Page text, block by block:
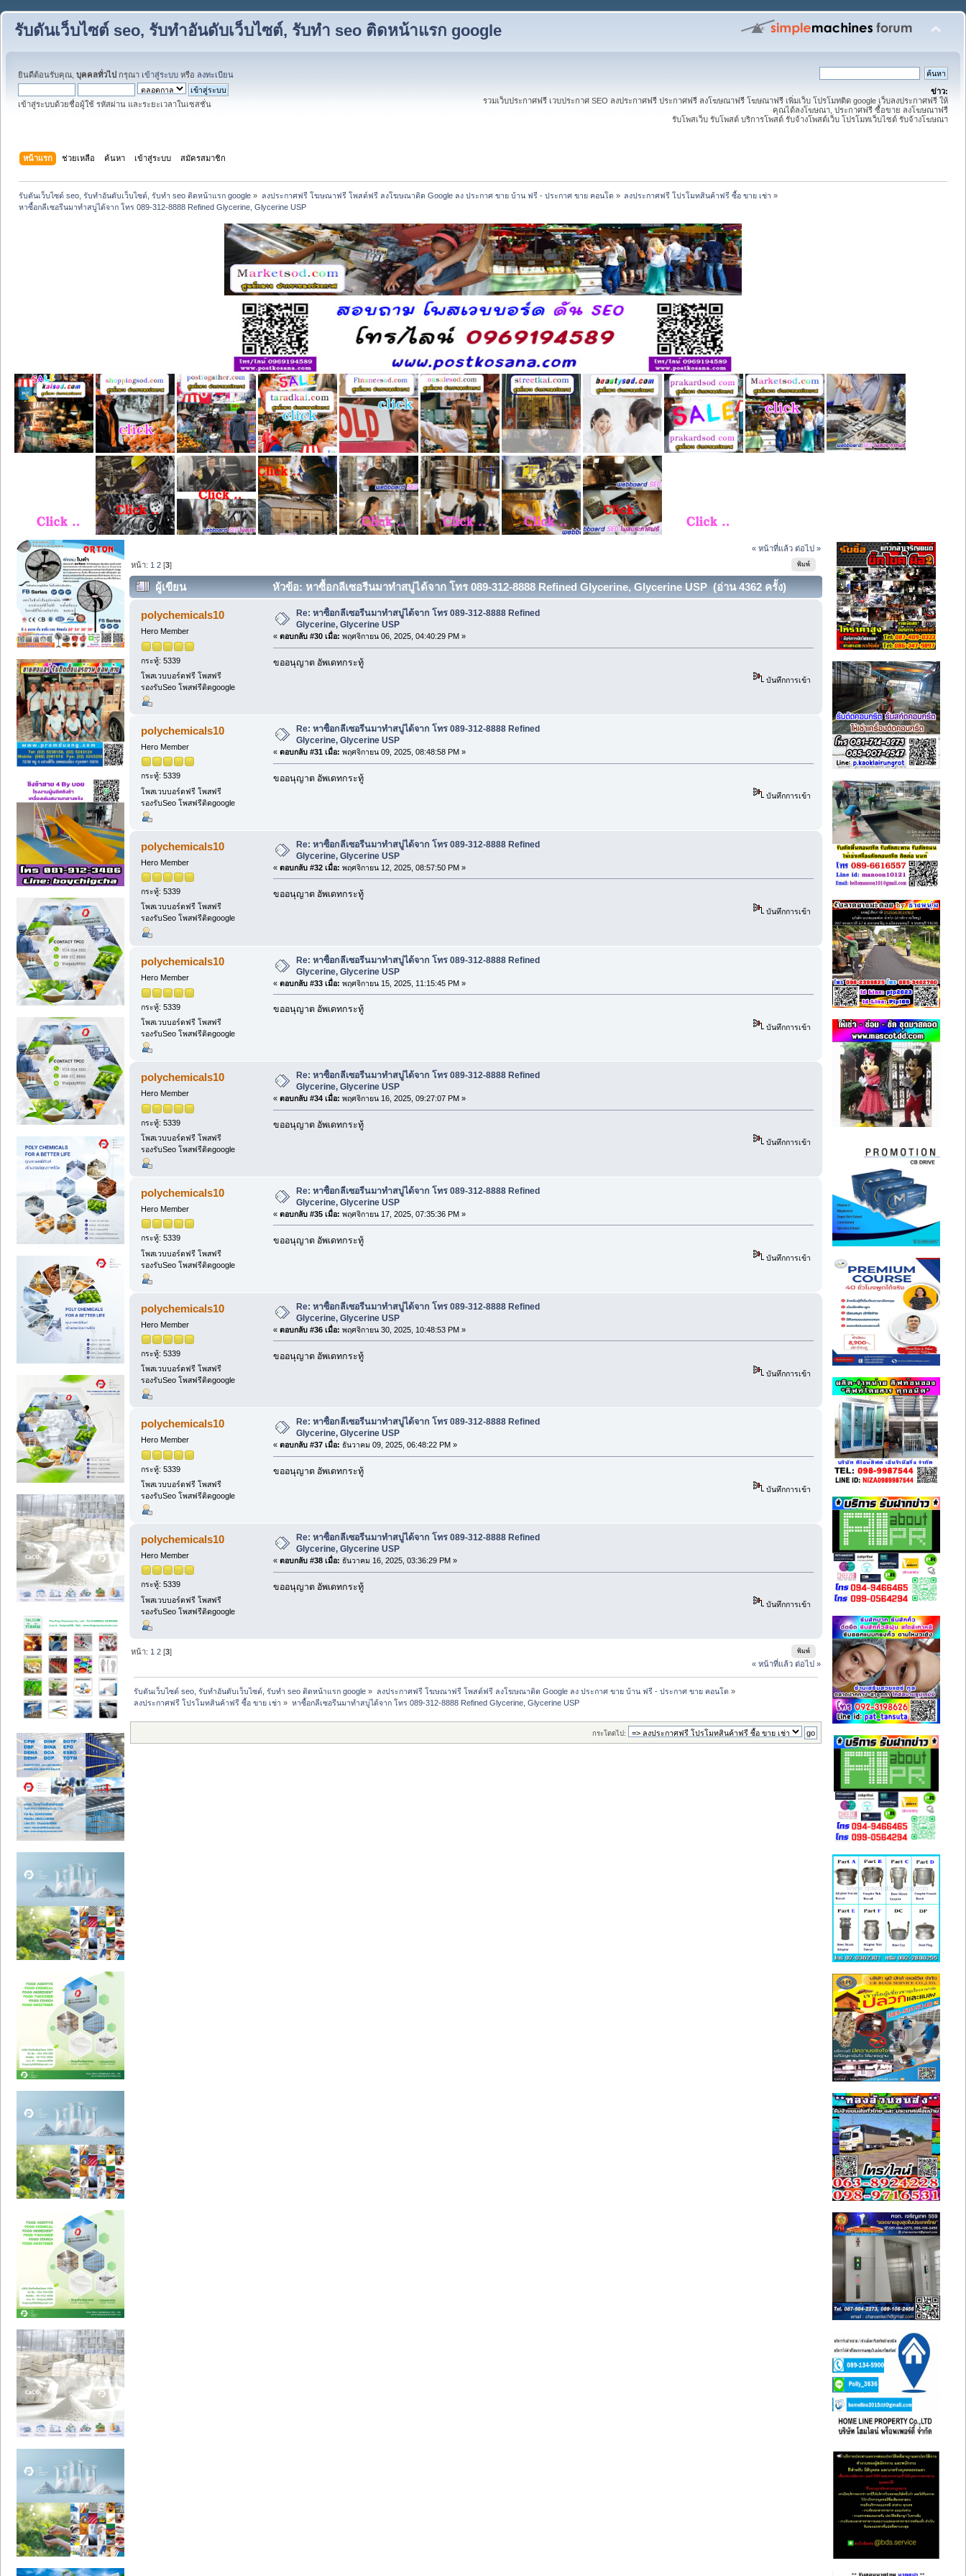
รับดันเว็บไซต์ seo, รับทำอันดับเว็บไซต์, รับทำ seo ติดหน้าแรก google
ยินดีต้อนรับคุณ, บุคคลทั่วไป กรุณา เข้าสู่ระบบ หรือ ลงทะเบียน
เข้าสู่ระบบด้วยชื่อผู้ใช้ รหัสผ่าน และระยะเวลาในเซสชั่น
ข่าว:
รวมเว็บประกาศฟรี เวบประกาศ SEO ลงประกาศฟรี ประกาศฟรี ลงโฆษณาฟรี โฆษณาฟรี เพิ่มเว็บ โปรโมทติด google เว็บลงประกาศฟรี ให้
คุณได้ลงโฆษณา, ประกาศฟรี ซื้อขาย ลงโฆษณาฟรี
รับโพสเว็บ รับโพสต์ บริการโพสต์ รับจ้างโพสต์เว็บ โปรโมทเว็บไซต์ รับจ้างโฆษณา
หน้าแรก ช่วยเหลือ ค้นหา เข้าสู่ระบบ สมัครสมาชิก
รับดันเว็บไซต์ seo, รับทำอันดับเว็บไซต์, รับทำ seo ติดหน้าแรก google » ลงประกาศฟรี โฆษณาฟรี โพสต์ฟรี ลงโฆษณาติด Google ลง ประกาศ ขาย บ้าน ฟรี - ประกาศ ขาย คอนโด » ลงประกาศฟรี โปรโมทสินค้าฟรี ซื้อ ขาย เช่า »
หาซื้อกลีเซอรีนมาทำสบู่ได้จาก โทร 089-312-8888 Refined Glycerine, Glycerine USP
« หน้าที่แล้ว ต่อไป »
พิมพ์
หน้า: 1 2 [3]
ผู้เขียน หัวข้อ: หาซื้อกลีเซอรีนมาทำสบู่ได้จาก โทร 089-312-8888 Refined Glycerine, Glycerine USP (อ่าน 4362 ครั้ง)
polychemicals10
Hero Member
กระทู้: 5339
โพสเวบบอร์ดฟรี โพสฟรี
รองรับSeo โพสฟรีติดgoogle
Re: หาซื้อกลีเซอรีนมาทำสบู่ได้จาก โทร 089-312-8888 Refined
Glycerine, Glycerine USP
« ตอบกลับ #30 เมื่อ: พฤศจิกายน 06, 2025, 04:40:29 PM »
ขออนุญาต อัพเดทกระทู้
บันทึกการเข้า
polychemicals10
Hero Member
กระทู้: 5339
โพสเวบบอร์ดฟรี โพสฟรี
รองรับSeo โพสฟรีติดgoogle
Re: หาซื้อกลีเซอรีนมาทำสบู่ได้จาก โทร 089-312-8888 Refined
Glycerine, Glycerine USP
« ตอบกลับ #31 เมื่อ: พฤศจิกายน 09, 2025, 08:48:58 PM »
ขออนุญาต อัพเดทกระทู้
บันทึกการเข้า
polychemicals10
Hero Member
กระทู้: 5339
โพสเวบบอร์ดฟรี โพสฟรี
รองรับSeo โพสฟรีติดgoogle
Re: หาซื้อกลีเซอรีนมาทำสบู่ได้จาก โทร 089-312-8888 Refined
Glycerine, Glycerine USP
« ตอบกลับ #32 เมื่อ: พฤศจิกายน 12, 2025, 08:57:50 PM »
ขออนุญาต อัพเดทกระทู้
บันทึกการเข้า
polychemicals10
Hero Member
กระทู้: 5339
โพสเวบบอร์ดฟรี โพสฟรี
รองรับSeo โพสฟรีติดgoogle
Re: หาซื้อกลีเซอรีนมาทำสบู่ได้จาก โทร 089-312-8888 Refined
Glycerine, Glycerine USP
« ตอบกลับ #33 เมื่อ: พฤศจิกายน 15, 2025, 11:15:45 PM »
ขออนุญาต อัพเดทกระทู้
บันทึกการเข้า
polychemicals10
Hero Member
กระทู้: 5339
โพสเวบบอร์ดฟรี โพสฟรี
รองรับSeo โพสฟรีติดgoogle
Re: หาซื้อกลีเซอรีนมาทำสบู่ได้จาก โทร 089-312-8888 Refined
Glycerine, Glycerine USP
« ตอบกลับ #34 เมื่อ: พฤศจิกายน 16, 2025, 09:27:07 PM »
ขออนุญาต อัพเดทกระทู้
บันทึกการเข้า
polychemicals10
Hero Member
กระทู้: 5339
โพสเวบบอร์ดฟรี โพสฟรี
รองรับSeo โพสฟรีติดgoogle
Re: หาซื้อกลีเซอรีนมาทำสบู่ได้จาก โทร 089-312-8888 Refined
Glycerine, Glycerine USP
« ตอบกลับ #35 เมื่อ: พฤศจิกายน 17, 2025, 07:35:36 PM »
ขออนุญาต อัพเดทกระทู้
บันทึกการเข้า
polychemicals10
Hero Member
กระทู้: 5339
โพสเวบบอร์ดฟรี โพสฟรี
รองรับSeo โพสฟรีติดgoogle
Re: หาซื้อกลีเซอรีนมาทำสบู่ได้จาก โทร 089-312-8888 Refined
Glycerine, Glycerine USP
« ตอบกลับ #36 เมื่อ: พฤศจิกายน 30, 2025, 10:48:53 PM »
ขออนุญาต อัพเดทกระทู้
บันทึกการเข้า
polychemicals10
Hero Member
กระทู้: 5339
โพสเวบบอร์ดฟรี โพสฟรี
รองรับSeo โพสฟรีติดgoogle
Re: หาซื้อกลีเซอรีนมาทำสบู่ได้จาก โทร 089-312-8888 Refined
Glycerine, Glycerine USP
« ตอบกลับ #37 เมื่อ: ธันวาคม 09, 2025, 06:48:22 PM »
ขออนุญาต อัพเดทกระทู้
บันทึกการเข้า
polychemicals10
Hero Member
กระทู้: 5339
โพสเวบบอร์ดฟรี โพสฟรี
รองรับSeo โพสฟรีติดgoogle
Re: หาซื้อกลีเซอรีนมาทำสบู่ได้จาก โทร 089-312-8888 Refined
Glycerine, Glycerine USP
« ตอบกลับ #38 เมื่อ: ธันวาคม 16, 2025, 03:36:29 PM »
ขออนุญาต อัพเดทกระทู้
บันทึกการเข้า
พิมพ์
หน้า: 1 2 [3]
« หน้าที่แล้ว ต่อไป »
รับดันเว็บไซต์ seo, รับทำอันดับเว็บไซต์, รับทำ seo ติดหน้าแรก google » ลงประกาศฟรี โฆษณาฟรี โพสต์ฟรี ลงโฆษณาติด Google ลง ประกาศ ขาย บ้าน ฟรี - ประกาศ ขาย คอนโด »
ลงประกาศฟรี โปรโมทสินค้าฟรี ซื้อ ขาย เช่า » หาซื้อกลีเซอรีนมาทำสบู่ได้จาก โทร 089-312-8888 Refined Glycerine, Glycerine USP
กระโดดไป: